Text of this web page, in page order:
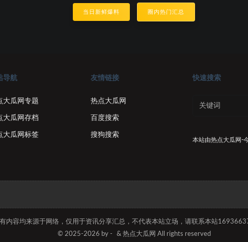
当日新鲜爆料 圈内热门汇总
导航
大瓜网专题
大瓜网存档
大瓜网标签
友情链接
热点大瓜网
百度搜索
搜狗搜索
快速搜索
本站由热点大瓜网-
内容均来源于网络，仅用于资讯分享汇总，不代表本站立场，请联系本站
© 2025-2026 by -
& 热点大瓜网 All rights reserved